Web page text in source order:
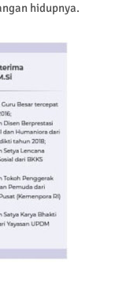
hidupnya.